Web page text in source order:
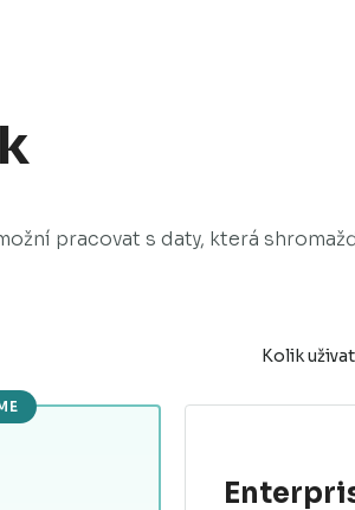
pracovat s daty, která
Kolik